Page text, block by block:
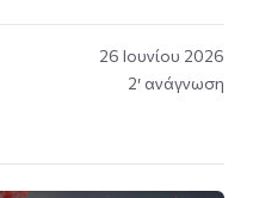
26 Ιουνίου 2026
2′ ανάγνωση